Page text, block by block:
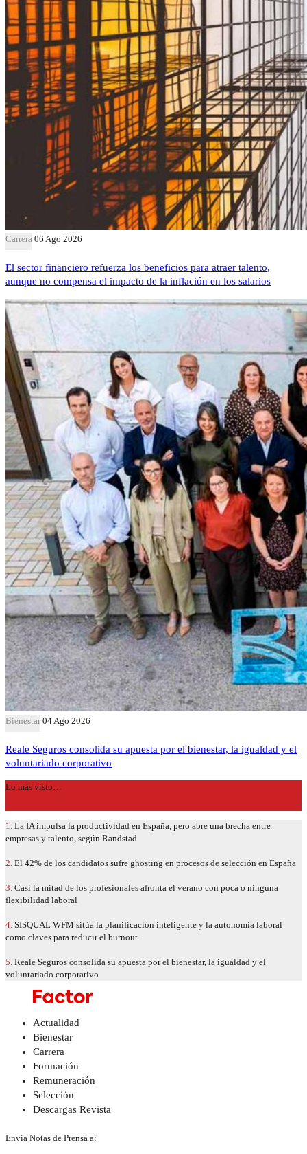
Carrera 06 Ago 2026
El sector financiero refuerza los beneficios para atraer talento,
aunque no compensa el impacto de la inflación en los salarios
Bienestar 04 Ago 2026
Reale Seguros consolida su apuesta por el bienestar, la igualdad y el
voluntariado corporativo
Lo más visto…
1. La IA impulsa la productividad en España, pero abre una brecha entre
empresas y talento, según Randstad
2. El 42% de los candidatos sufre ghosting en procesos de selección en España
3. Casi la mitad de los profesionales afronta el verano con poca o ninguna
flexibilidad laboral
4. SISQUAL WFM sitúa la planificación inteligente y la autonomía laboral
como claves para reducir el burnout
5. Reale Seguros consolida su apuesta por el bienestar, la igualdad y el
voluntariado corporativo
Actualidad
Bienestar
Carrera
Formación
Remuneración
Selección
Descargas Revista
Envía Notas de Prensa a: